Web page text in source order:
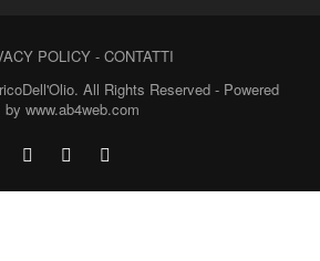
POLICY - CONTATTI
All Rights Reserved - Powered
by www.ab4web.com